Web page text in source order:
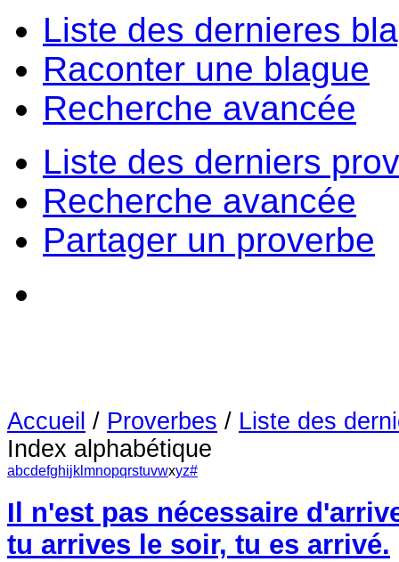
Liste des dernieres
Raconter une blague
Recherche avancée
Liste des derniers
Recherche avancée
Partager un proverbe
Accueil / Proverbes / Liste des
Index alphabétique
abcdefghijk mnopqrstuvwxyz#
Il n'est pas nécessaire
tu arrives le soir, tu es arrivé.